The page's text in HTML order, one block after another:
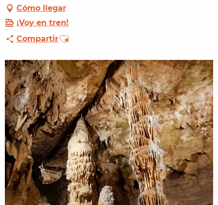
Cómo llegar
¡Voy en tren!
CompartirAjouter aux favoris